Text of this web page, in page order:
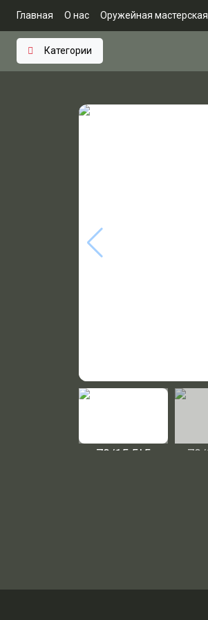
Главная О нас Оружейная мастерская
Категории